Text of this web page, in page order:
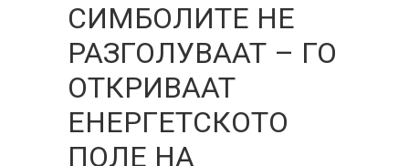
СИМБОЛИТЕ НЕ
РАЗГОЛУВААТ – ГО
ОТКРИВААТ
ЕНЕРГЕТСКОТО
ПОЛЕ НА